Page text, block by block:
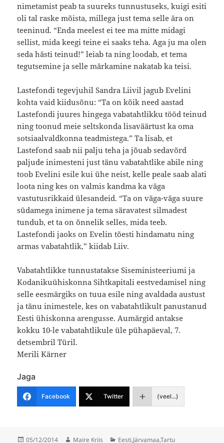
nimetamist peab ta suureks tunnustuseks, kuigi esiti
oli tal raske mõista, millega just tema selle ära on
teeninud. “Enda meelest ei tee ma mitte midagi
sellist, mida keegi teine ei saaks teha. Aga ju ma olen
seda hästi teinud!” leiab ta ning loodab, et tema
tegutsemine ja selle märkamine nakatab ka teisi.
Lastefondi tegevjuhil Sandra Liivil jagub Evelini
kohta vaid kiidusõnu: “Ta on kõik need aastad
Lastefondi juures hingega vabatahtlikku tööd teinud
ning toonud meie seltskonda lisaväärtust ka oma
sotsiaalvaldkonna teadmistega.” Ta lisab, et
Lastefond saab nii palju teha ja jõuab sedavõrd
paljude inimesteni just tänu vabatahtlike abile ning
toob Evelini esile kui ühe neist, kelle peale saab alati
loota ning kes on valmis kandma ka väga
vastutusrikkaid ülesandeid. “Ta on väga-väga suure
südamega inimene ja tema säravatest silmadest
tundub, et ta on õnnelik selles, mida teeb.
Lastefondi jaoks on Evelin tõesti hindamatu ning
armas vabatahtlik,” kiidab Liiv.
Vabatahtlikke tunnustatakse Siseministeeriumi ja
Kodanikuühiskonna Sihtkapitali eestvedamisel ning
selle eesmärgiks on tuua esile ning avaldada austust
ja tänu inimestele, kes on vabatahtlikult panustanud
Eesti ühiskonna arengusse. Aumärgid antakse
kokku 10-le vabatahtlikule üle pühapäeval, 7.
detsembril Türil.
Merili Kärner
Jaga
Facebook Twitter (veel...)
Postitatud
05/12/2014 Autor
Maire Kriis Rubriigid
Eesti,Järvamaa,Tartu